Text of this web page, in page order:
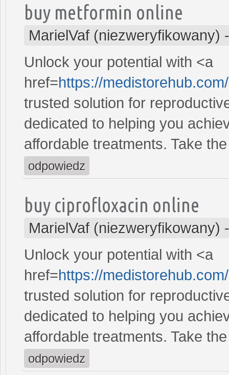
buy metformin online
MarielVaf (niezweryfikowany)
Unlock your potential with <a
href=https://
trusted solution for
dedicated to helping you
affordable treatments. Take
odpowiedz
buy ciprofloxacin online
MarielVaf (niezweryfikowany)
Unlock your potential with <a
href=https://
trusted solution for
dedicated to helping you
affordable treatments. Take
odpowiedz